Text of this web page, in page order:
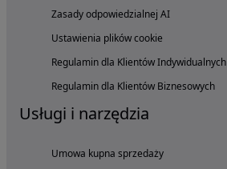
Zasady odpowiedzialnej AI
Ustawienia plików cookie
Regulamin dla Klientów Indywidualnych
Regulamin dla Klientów Biznesowych
Usługi i narzędzia
Umowa kupna sprzedaży